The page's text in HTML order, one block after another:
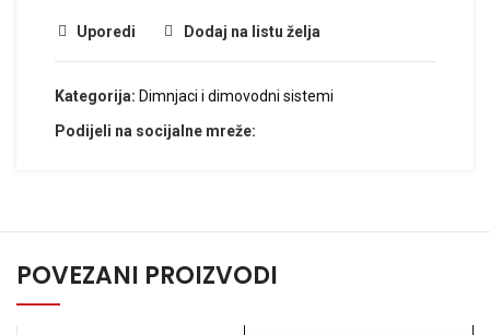
Uporedi Dodaj na listu želja
Kategorija: Dimnjaci i dimovodni sistemi
Podijeli na socijalne mreže:
POVEZANI PROIZVODI